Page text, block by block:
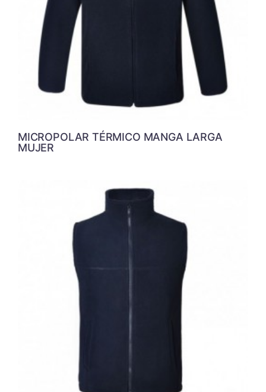
MICROPOLAR TÉRMICO MANGA LARGA
MUJER